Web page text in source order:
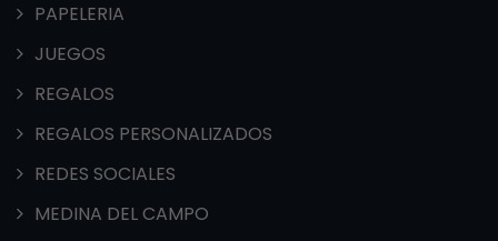
PAPELERIA
JUEGOS
REGALOS
REGALOS PERSONALIZADOS
REDES SOCIALES
MEDINA DEL CAMPO